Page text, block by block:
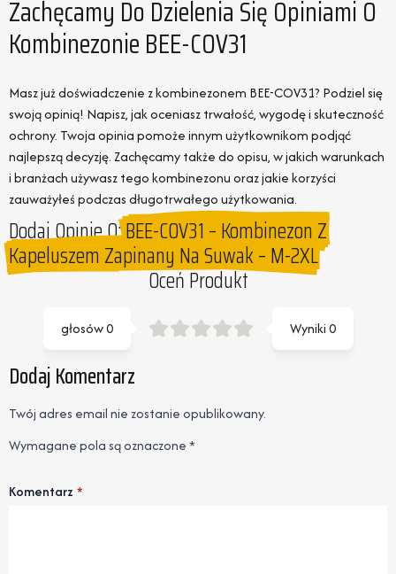
Zachęcamy Do Dzielenia Się Opiniami O
Kombinezonie BEE-COV31
Masz już doświadczenie z kombinezonem BEE-COV31? Podziel się
swoją opinią! Napisz, jak oceniasz trwałość, wygodę i skuteczność
ochrony. Twoja opinia pomoże innym użytkownikom podjąć
najlepszą decyzję. Zachęcamy także do opisu, w jakich warunkach
i branżach używasz tego kombinezonu oraz jakie korzyści
zauważyłeś podczas długotrwałego użytkowania.
Dodaj Opinie O:BEE-COV31 – Kombinezon Z
Kapeluszem Zapinany Na Suwak – M-2XL
Oceń Produkt
Wyniki0
głosów0
Dodaj Komentarz
Twój adres email nie zostanie opublikowany.
Wymagane pola są oznaczone*
Komentarz *